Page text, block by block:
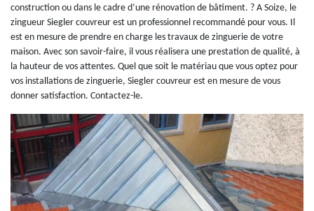
construction ou dans le cadre d’une rénovation de bâtiment. ? A Soize, le
zingueur Siegler couvreur est un professionnel recommandé pour vous. Il
est en mesure de prendre en charge les travaux de zinguerie de votre
maison. Avec son savoir-faire, il vous réalisera une prestation de qualité, à
la hauteur de vos attentes. Quel que soit le matériau que vous optez pour
vos installations de zinguerie, Siegler couvreur est en mesure de vous
donner satisfaction. Contactez-le.